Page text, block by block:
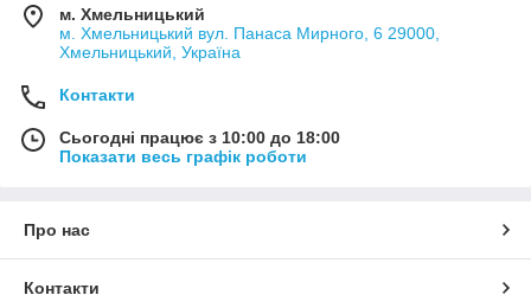
м. Хмельницький
м. Хмельницький вул. Панаса Мирного, 6 29000,
Хмельницький, Україна
Контакти
Сьогодні працює з 10:00 до 18:00
Показати весь графік роботи
Про нас
Контакти